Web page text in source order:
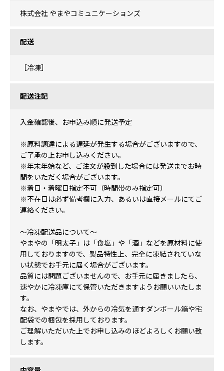
株式会社 やまやコミュニケーションズ
配送
［冷凍］
配送注記
入金確認後、お申込み順に発送予定
※原料調達による遅延が発生する場合がございますので、
ご了承の上お申し込みください。
※年末年始など、ご注文が殺到した場合には発送までお時
間をいただく場合がございます。
※着日・着曜日指定不可（時間帯のみ指定可）
※不在日は必ず備考欄に入力、あるいは直接メールにてご
連絡ください。
〜冷凍配送品について〜
やまやの「明太子」は「食塩」や「酒」などを原材料に使
用しておりますので、製品特性上、完全に凍結されていな
い状態でお手元に届く場合がございます。
品質には問題ございませんので、お手元に届きましたら、
速やかに冷凍庫にて保管いただきますようお願いいたしま
す。
なお、やまやでは、外からの冷気を通すダンボール箱や宅
配袋での梱包を採用しております。
ご理解いただいた上でお申し込みのほどよろしくお願い致
します。